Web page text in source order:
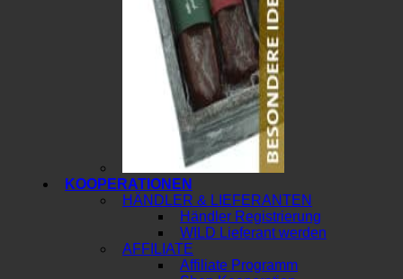
KOOPERATIONEN
HÄNDLER & LIEFERANTEN
Händler Registrierung
WILD Lieferant werden
AFFILIATE
Affiliate Programm